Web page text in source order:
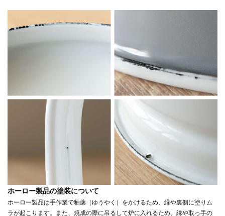
ホーロー製品の塗装について
ホーロー製品は手作業で釉薬（ゆうやく）をかけるため、縁や裏側に塗りム
ラが起こります。また、焼成の際に吊るして炉に入れるため、縁や取っ手の